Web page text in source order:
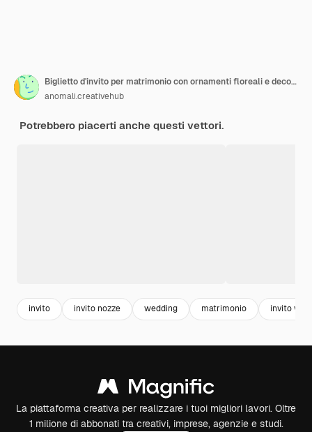
Biglietto d'invito per matrimonio con ornamenti floreali e decorazioni con piante e fiori colorati
anomali.creativehub
Potrebbero piacerti anche questi vettori.
invito invito nozze wedding matrimonio invito
La piattaforma creativa per realizzare i tuoi migliori lavori. Oltre
1 milione di abbonati tra creativi, imprese, agenzie e studi.